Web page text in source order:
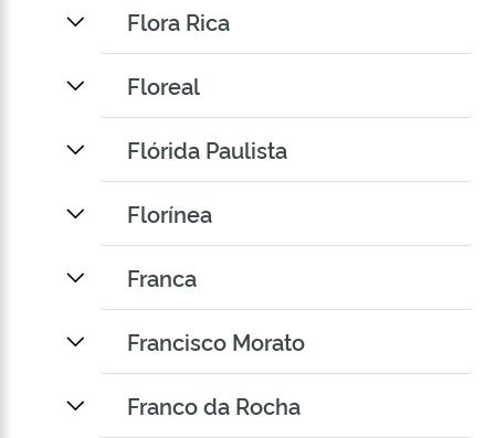
Flora Rica
Floreal
Flórida Paulista
Florínea
Franca
Francisco Morato
Franco da Rocha